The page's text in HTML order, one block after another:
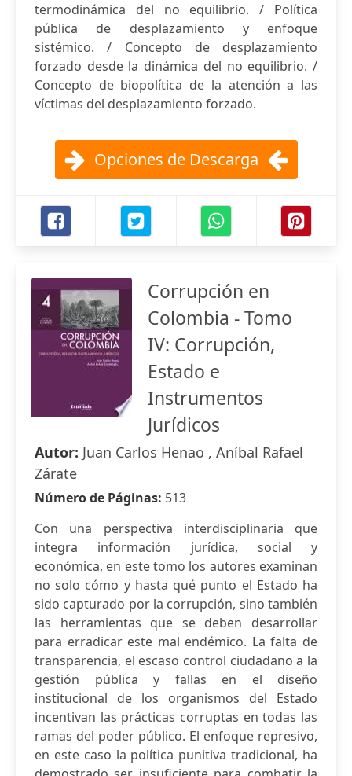
termodinámica del no equilibrio. / Política
pública de desplazamiento y enfoque
sistémico. / Concepto de desplazamiento
forzado desde la dinámica del no equilibrio. /
Concepto de biopolítica de la atención a las
víctimas del desplazamiento forzado.
Opciones de Descarga
Corrupción en
Colombia - Tomo
IV: Corrupción,
Estado e
Instrumentos
Jurídicos
Autor: Juan Carlos Henao , Aníbal Rafael
Zárate
Número de Páginas: 513
Con una perspectiva interdisciplinaria que
integra información jurídica, social y
económica, en este tomo los autores examinan
no solo cómo y hasta qué punto el Estado ha
sido capturado por la corrupción, sino también
las herramientas que se deben desarrollar
para erradicar este mal endémico. La falta de
transparencia, el escaso control ciudadano a la
gestión pública y fallas en el diseño
institucional de los organismos del Estado
incentivan las prácticas corruptas en todas las
ramas del poder público. El enfoque represivo,
en este caso la política punitiva tradicional, ha